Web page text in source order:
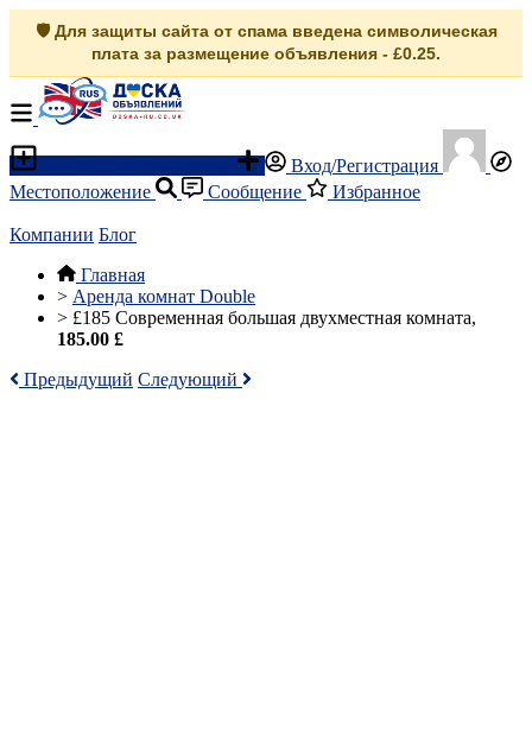
🛡️ Для защиты сайта от спама введена символическая
плата за размещение объявления - £0.25.
Вход/Регистрация
Местоположение
Сообщение Избранное
Компании Блог
Главная
> Аренда комнат Double
> £185 Современная большая двухместная комната,
185.00 £
Предыдущий Следующий